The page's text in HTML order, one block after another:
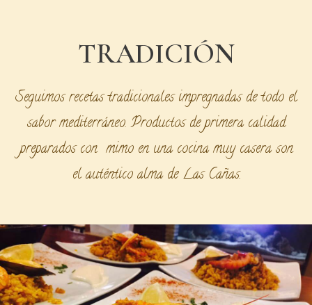
TRADICIÓN
Seguimos recetas tradicionales impregnadas de todo el
sabor mediterráneo. Productos de primera calidad
preparados con mimo en una cocina muy casera son
el auténtico alma de Las Cañas.